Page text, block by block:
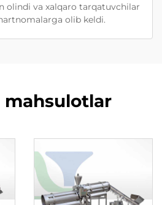
olindi va xalqaro tarqatuvchilar
olib keldi.
mahsulotlar